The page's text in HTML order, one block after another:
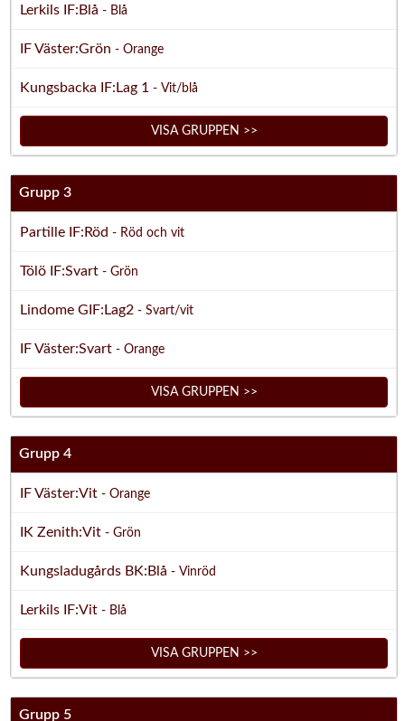
Lerkils IF:Blå - Blå
IF Väster:Grön - Orange
Kungsbacka IF:Lag 1 - Vit/blå
VISA GRUPPEN >>
Grupp 3
Partille IF:Röd - Röd och vit
Tölö IF:Svart - Grön
Lindome GIF:Lag2 - Svart/vit
IF Väster:Svart - Orange
VISA GRUPPEN >>
Grupp 4
IF Väster:Vit - Orange
IK Zenith:Vit - Grön
Kungsladugårds BK:Blå - Vinröd
Lerkils IF:Vit - Blå
VISA GRUPPEN >>
Grupp 5